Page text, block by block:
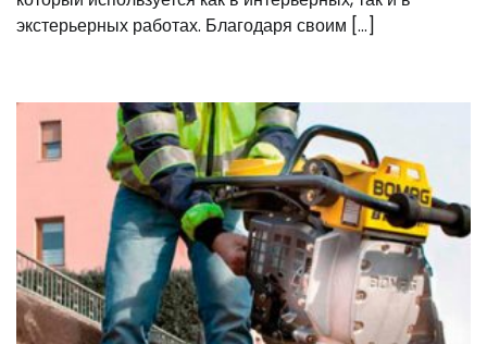
экстерьерных работах. Благодаря своим […]